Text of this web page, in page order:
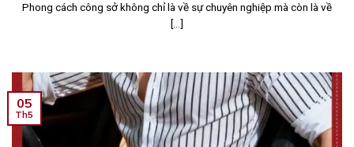
Phong cách công sở không chỉ là về sự chuyên nghiệp mà còn là về
[...]
05
Th5